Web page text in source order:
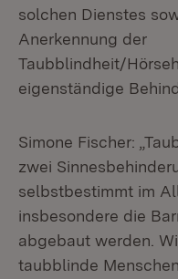
solchen Dienstes
Anerkennung der
Taubblindheit/
eigenständige
Simone Fischer:
zwei
selbstbestimmt im
insbesondere die
abgebaut werden.
taubblinde